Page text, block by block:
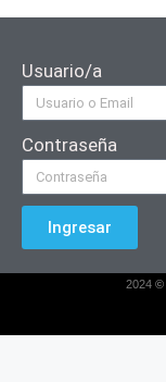
Usuario/a
Contraseña
Ingresar
2024 ©